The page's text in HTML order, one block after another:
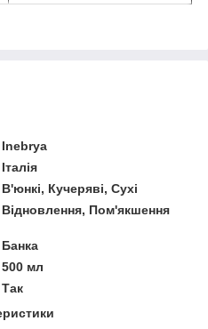
Inebrya
Італія
В'юнкі, Кучеряві, Сухі
Відновлення, Пом'якшення
Банка
500 мл
Так